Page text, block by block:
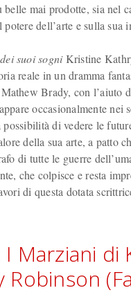
belle mai prodotte, sia nel
dell’arte e sulla sua
suoi sogniKristine
reale in un dramma
Brady, con l’aiuto
occasionalmente nei
possibilità di vedere le
della sua arte, a patto
di tutte le guerre
che colpisce e resta
di questa dotata
Marziani di
Robinson